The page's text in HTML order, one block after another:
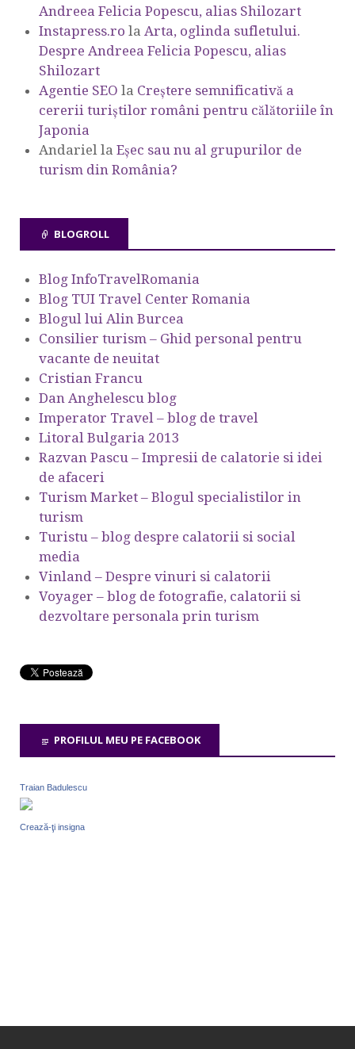
Andreea Felicia Popescu, alias Shilozart
Instapress.ro la Arta, oglinda sufletului.
Despre Andreea Felicia Popescu, alias
Shilozart
Agentie SEO la Creștere semnificativă a
cererii turiștilor români pentru călătoriile în
Japonia
Andariel la Eşec sau nu al grupurilor de
turism din România?
BLOGROLL
Blog InfoTravelRomania
Blog TUI Travel Center Romania
Blogul lui Alin Burcea
Consilier turism – Ghid personal pentru
vacante de neuitat
Cristian Francu
Dan Anghelescu blog
Imperator Travel – blog de travel
Litoral Bulgaria 2013
Razvan Pascu – Impresii de calatorie si idei
de afaceri
Turism Market – Blogul specialistilor in
turism
Turistu – blog despre calatorii si social
media
Vinland – Despre vinuri si calatorii
Voyager – blog de fotografie, calatorii si
dezvoltare personala prin turism
PROFILUL MEU PE FACEBOOK
Traian Badulescu
Crează-ţi insigna